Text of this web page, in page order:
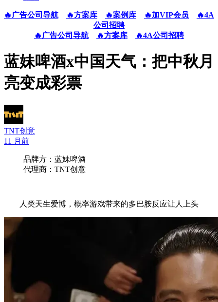
🔥广告公司导航 🔥方案库 🔥案例库 🔥加VIP会员
🔥4A
公司招聘
🔥广告公司导航
🔥方案库 🔥4A公司招聘
蓝妹啤酒x中国天气：把中秋月
亮变成彩票
TNT创意
11 月前
品牌方：蓝妹啤酒
代理商：TNT创意
人类天生爱博，概率游戏带来的多巴胺反应让人上头